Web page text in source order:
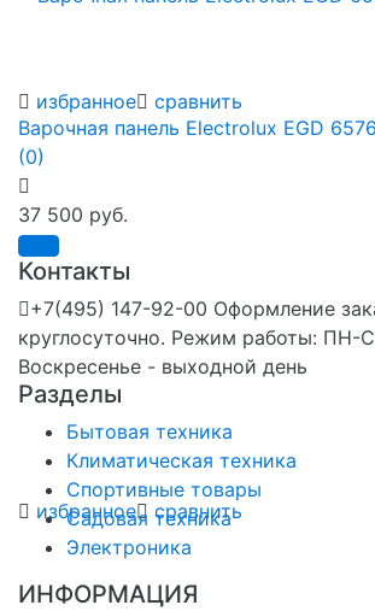
избранное сравнить
избранное сравнить
Варочная панель Electrolux EGD
(0)
37 500 руб.
Контакты
+7(495) 147-92-00 Оформление
круглосуточно. Режим работы: ПН-
Воскресенье - выходной день
Разделы
Бытовая техника
Климатическая техника
Спортивные товары
Садовая техника
Электроника
ИНФОРМАЦИЯ